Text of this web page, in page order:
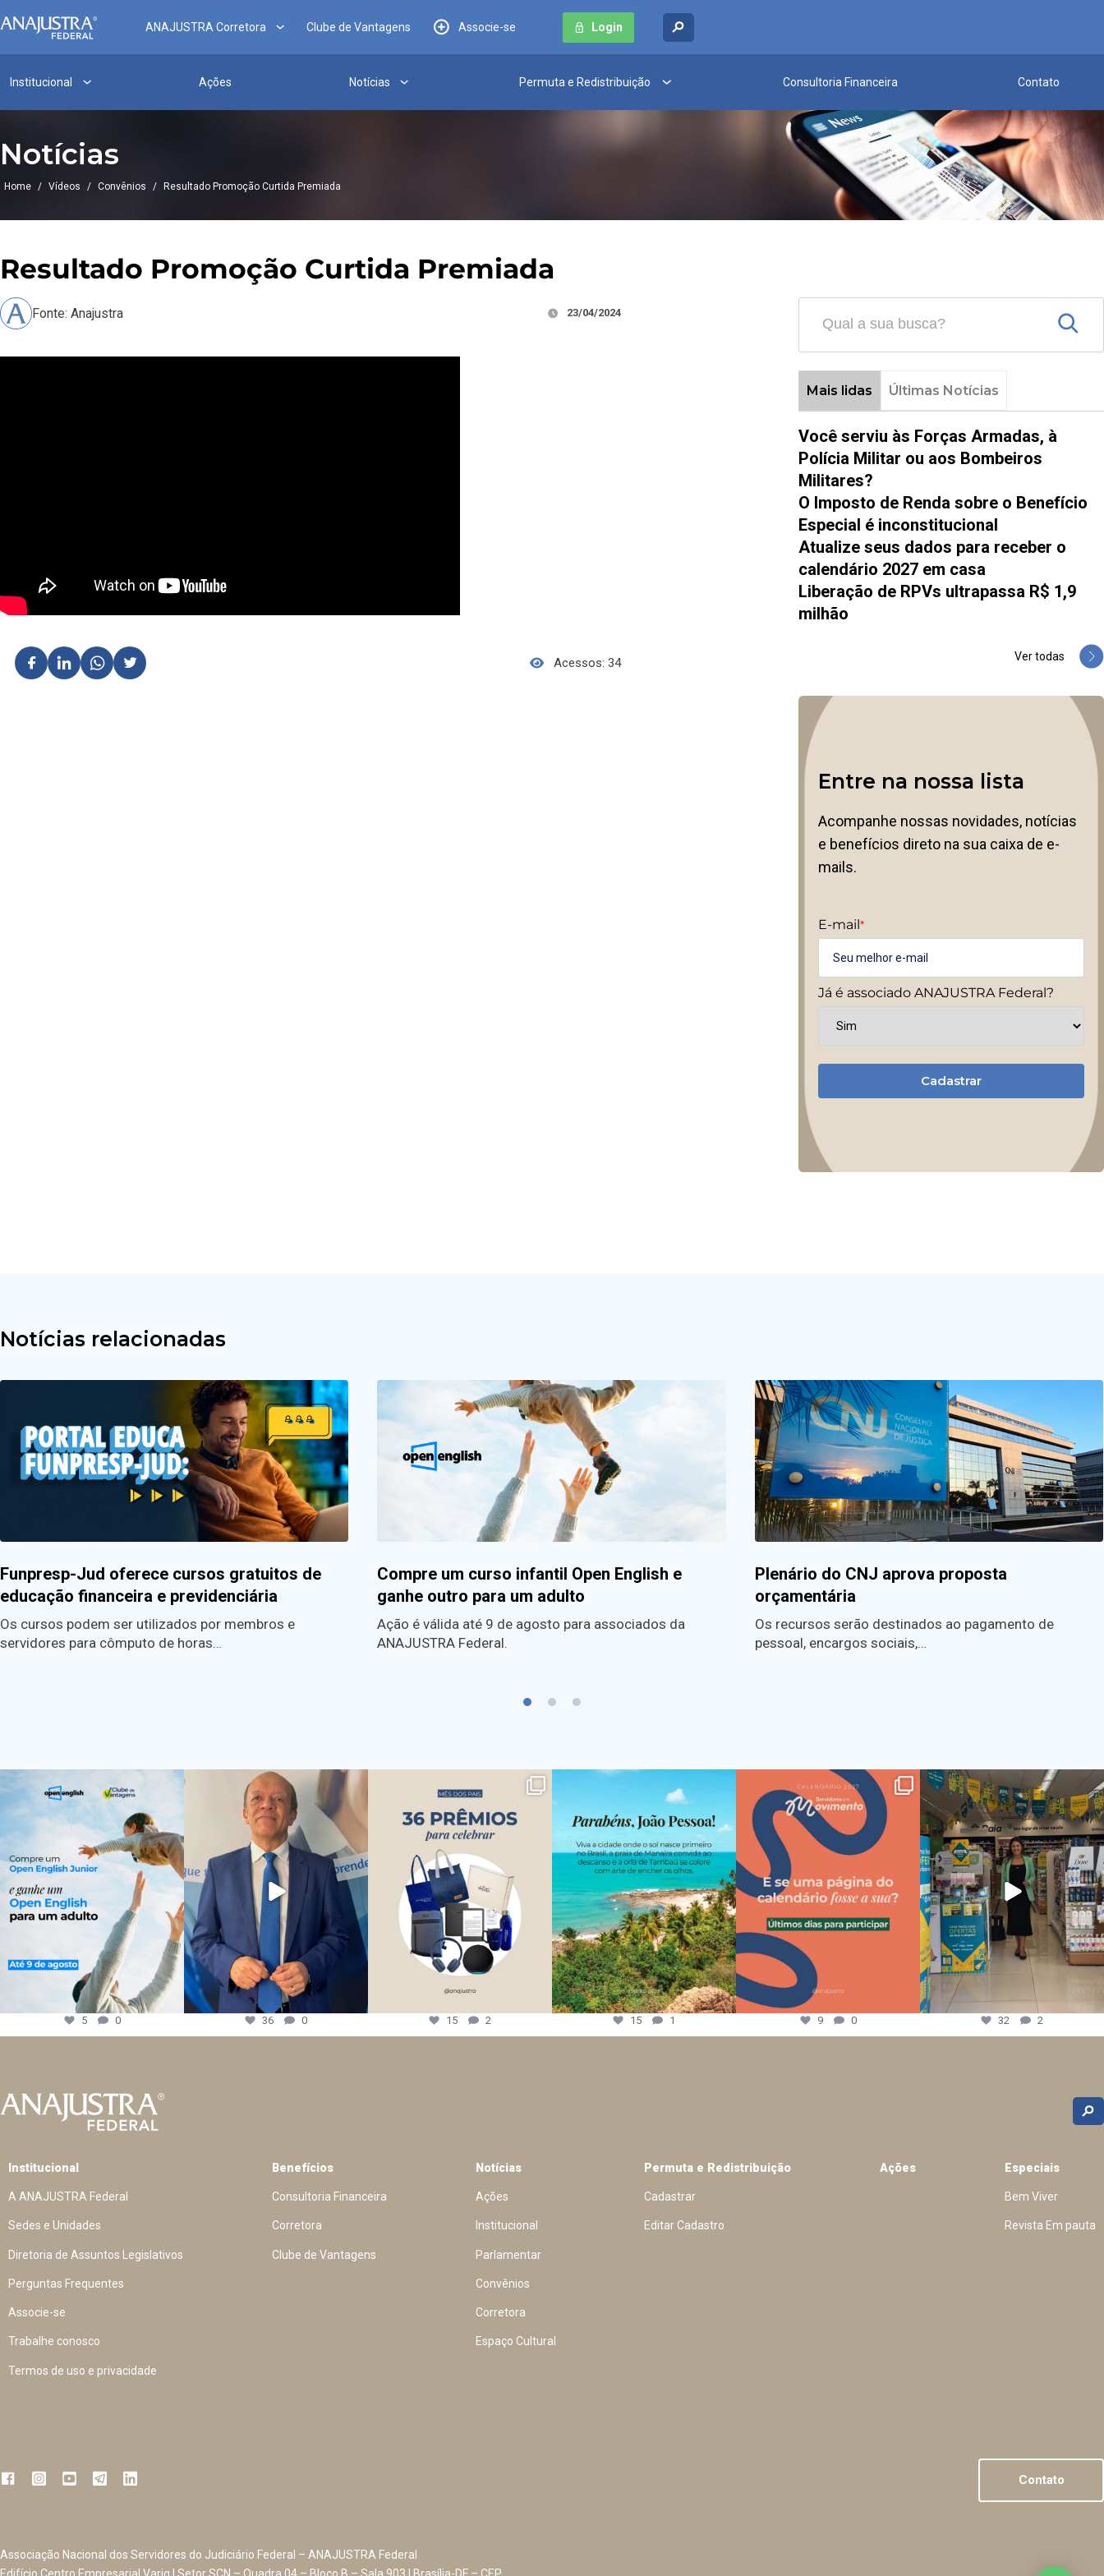
ANAJUSTRA Corretora Clube de Vantagens Associe-se Login
Institucional Ações Notícias Permuta e Redistribuição Consultoria Financeira Contato
Notícias
Home / Vídeos / Convênios / Resultado Promoção Curtida Premiada
Resultado Promoção Curtida Premiada
Fonte: Anajustra 23/04/2024
Acessos: 34
Mais lidas Últimas Notícias
Você serviu às Forças Armadas, à
Polícia Militar ou aos Bombeiros
Militares?
O Imposto de Renda sobre o Benefício
Especial é inconstitucional
Atualize seus dados para receber o
calendário 2027 em casa
Liberação de RPVs ultrapassa R$ 1,9
milhão
Ver todas
Entre na nossa lista
Acompanhe nossas novidades, notícias
e benefícios direto na sua caixa de e-
mails.
E-mail *
Já é associado ANAJUSTRA Federal?
Cadastrar
Notícias relacionadas
Funpresp-Jud oferece cursos gratuitos de
educação financeira e previdenciária
Os cursos podem ser utilizados por membros e
servidores para cômputo de horas…
Compre um curso infantil Open English e
ganhe outro para um adulto
Ação é válida até 9 de agosto para associados da
ANAJUSTRA Federal.
Plenário do CNJ aprova proposta
orçamentária
Os recursos serão destinados ao pagamento de
pessoal, encargos sociais,…
5 0 36 0 15 2 15 1 9 0 32 2
Institucional
A ANAJUSTRA Federal
Sedes e Unidades
Diretoria de Assuntos Legislativos
Perguntas Frequentes
Associe-se
Trabalhe conosco
Termos de uso e privacidade
Benefícios
Consultoria Financeira
Corretora
Clube de Vantagens
Notícias
Ações
Institucional
Parlamentar
Convênios
Corretora
Espaço Cultural
Permuta e Redistribuição
Cadastrar
Editar Cadastro
Ações Especiais
Bem Viver
Revista Em pauta
Contato
Associação Nacional dos Servidores do Judiciário Federal – ANAJUSTRA Federal